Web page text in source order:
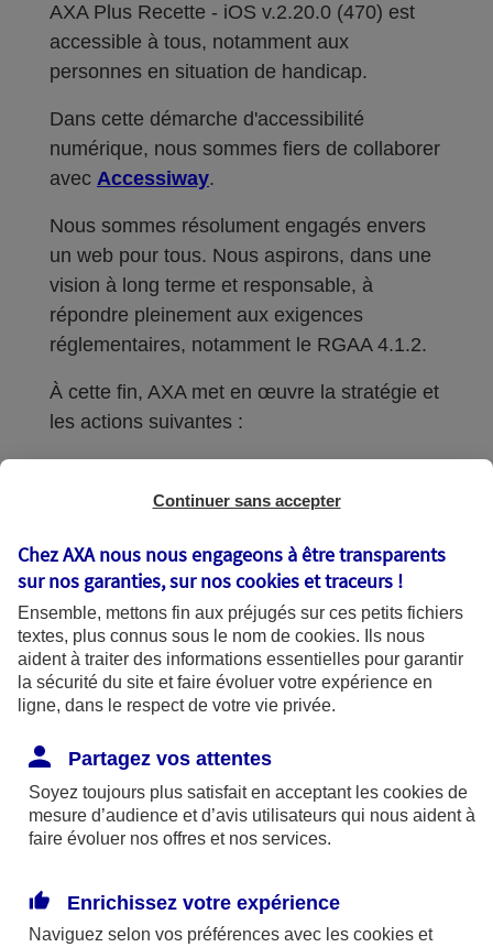
AXA Plus Recette - iOS v.2.20.0 (470) est
accessible à tous, notamment aux
personnes en situation de handicap.
Dans cette démarche d'accessibilité
numérique, nous sommes fiers de collaborer
avec Accessiway.
Nous sommes résolument engagés envers
un web pour tous. Nous aspirons, dans une
vision à long terme et responsable, à
répondre pleinement aux exigences
réglementaires, notamment le RGAA 4.1.2.
À cette fin, AXA met en œuvre la stratégie et
les actions suivantes :
accessibilité 2023-2026
Etat de conformité
L’application : AXA Plus Recette - iOS
v.2.20.0 (470) possède un taux
d’accessibilité de 72.09% et est donc
général d’amélioration de l’accessibilité
(RGAA 4.1.2).
L'audit de conformité réalisé le 19/12/2024
Continuer sans accepter
Chez AXA nous nous engageons à être transparents
sur nos garanties, sur noscookies et traceurs !
Ensemble, mettons fin aux préjugés sur ces petits fichiers
textes, plus connus sous le nom de cookies. Ils nous
aident à traiter des informations essentielles pour garantir
la sécurité du site et faire évoluer votre expérience en
ligne, dans le respect de votre vie privée.
Partagez vos attentes
Soyez toujours plus satisfait en acceptant les cookies de
mesure d’audience et d’avis utilisateurs qui nous aident à
faire évoluer nos offres et nos services.
Enrichissez votre expérience
Naviguez selon vos préférences avec les cookies et